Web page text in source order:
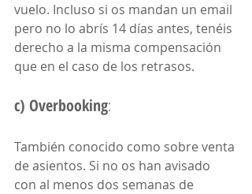
vuelo. Incluso si os mandan un email
pero no lo abrís 14 días antes, tenéis
derecho a la misma compensación
que en el caso de los retrasos.
c) Overbooking:
También conocido como sobre venta
de asientos. Si no os han avisado
con al menos dos semanas de